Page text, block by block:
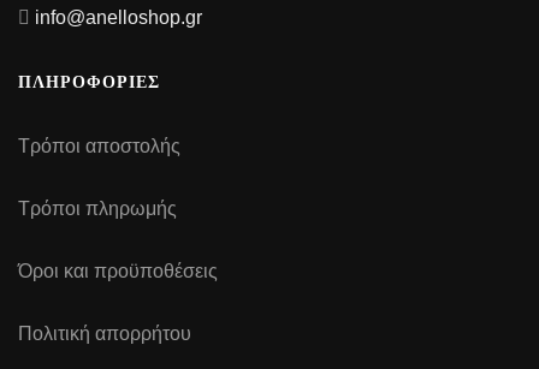
info@anelloshop.gr
ΠΛΗΡΟΦΟΡΙΕΣ
Τρόποι αποστολής
Τρόποι πληρωμής
Όροι και προϋποθέσεις
Πολιτική απορρήτου